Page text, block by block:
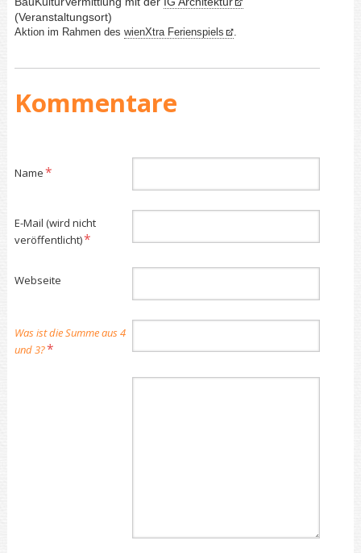
(Veranstaltungsort)
Aktion im Rahmen des wienXtra Ferienspiels .
Kommentare
Pflichtfeld
Name*
Pflichtfeld
E-Mail (wird nicht
veröffentlicht)*
Webseite
Was ist die Summe aus 4
und 3?*